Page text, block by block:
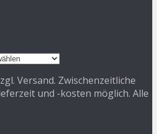
Versand. Zwischenzeitliche
und -kosten möglich. Alle